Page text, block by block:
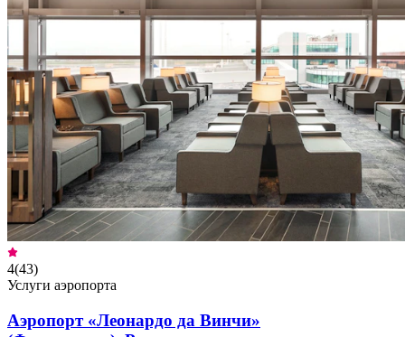
4(43)
Услуги аэропорта
Аэропорт «Леонардо да Винчи»